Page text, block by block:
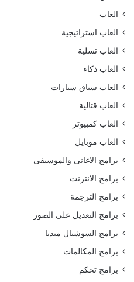
العاب
العاب استراتيجية
العاب تسلية
العاب ذكاء
العاب سباق سيارات
العاب قتالية
العاب كمبيوتر
العاب موبايل
برامج الاغانى والموسيقى
برامج الانترنت
برامج الترجمة
برامج التعديل على الصور
برامج السوشيال ميديا
برامج المكالمات
برامج تحكم